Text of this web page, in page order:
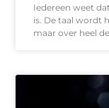
Iedereen weet
is. De taal wordt
maar over heel